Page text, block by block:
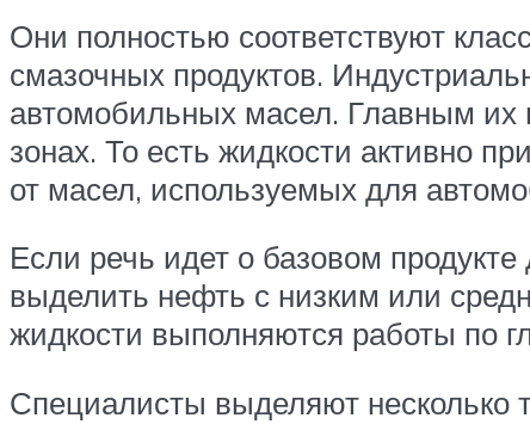
Они полностью соответствуют
смазочных продуктов.
автомобильных масел. Главным их
зонах. То есть жидкости активно
от масел, используемых для
Если речь идет о базовом
выделить нефть с низким или
жидкости выполняются работы по
Специалисты выделяют несколько